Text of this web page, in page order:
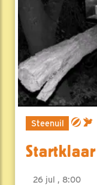
Steenuil
Startklaar
26 jul , 8:00